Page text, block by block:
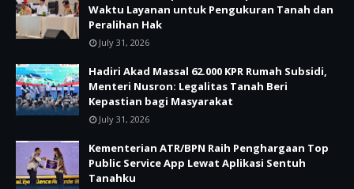
Waktu Layanan untuk Pengukuran Tanah dan
Peralihan Hak
July 31, 2026
Hadiri Akad Massal 62.000 KPR Rumah Subsidi,
Menteri Nusron: Legalitas Tanah Beri
Kepastian bagi Masyarakat
July 31, 2026
Kementerian ATR/BPN Raih Penghargaan Top
Public Service App Lewat Aplikasi Sentuh
Tanahku